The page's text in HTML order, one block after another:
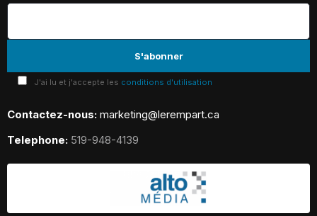
J'ai lu et j'accepte les conditions d'utilisation
Contactez-nous: marketing@lerempart.ca
Telephone: 519-948-4139